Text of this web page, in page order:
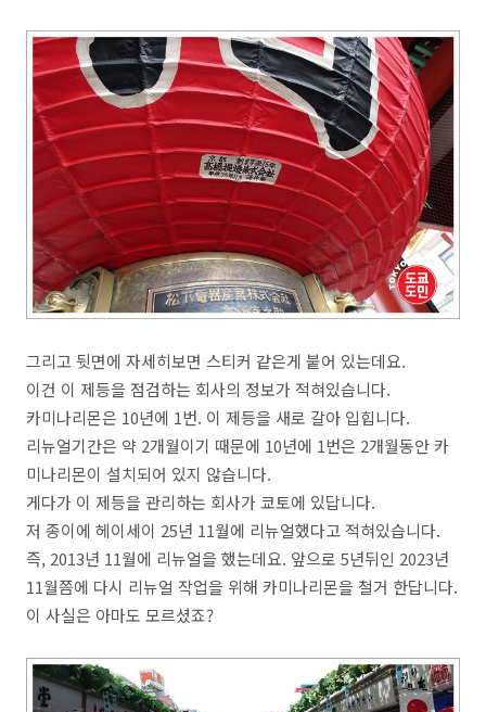
그리고 뒷면에 자세히보면 스티커 같은게 붙어 있는데요.
이건 이 제등을 점검하는 회사의 정보가 적혀있습니다.
카미나리몬은 10년에 1번. 이 제등을 새로 갈아 입힙니다.
리뉴얼기간은 약 2개월이기 때문에 10년에 1번은 2개월동안 카
미나리몬이 설치되어 있지 않습니다.
게다가 이 제등을 관리하는 회사가 쿄토에 있답니다.
저 종이에 헤이세이 25년 11월에 리뉴얼했다고 적혀있습니다.
즉, 2013년 11월에 리뉴얼을 했는데요. 앞으로 5년뒤인 2023년
11월쯤에 다시 리뉴얼 작업을 위해 카미나리몬을 철거 한답니다.
이 사실은 아마도 모르셨죠?